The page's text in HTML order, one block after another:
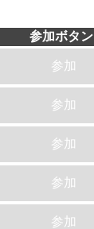
参加ボタン
参加
参加
参加
参加
参加